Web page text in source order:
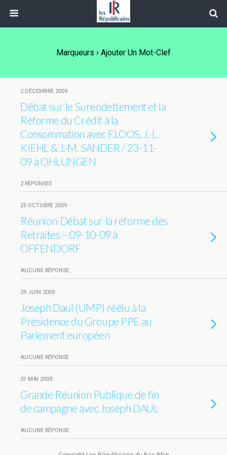
Marqueurs › Ajouter Un Mot-Clef
2 DÉCEMBRE 2009
Débat sur le Surendettement et la
Réforme du Crédit à la
Consommation avec F.LOOS, J.-L.
KIEHL & J.-M. SANDER / 23-11-
09 à OHLUNGEN
2 RÉPONSES
25 OCTOBRE 2009
Réunion-Débat sur la réforme des
Retraites – 09-10-09 à
OFFENDORF
AUCUNE RÉPONSE
29 JUIN 2009
Joseph Daul (UMP) réélu à la
Présidence du Groupe PPE au
Parlement européen
AUCUNE RÉPONSE
31 MAI 2009
Grande Réunion Publique de fin
de campagne avec Joseph DAUL
AUCUNE RÉPONSE